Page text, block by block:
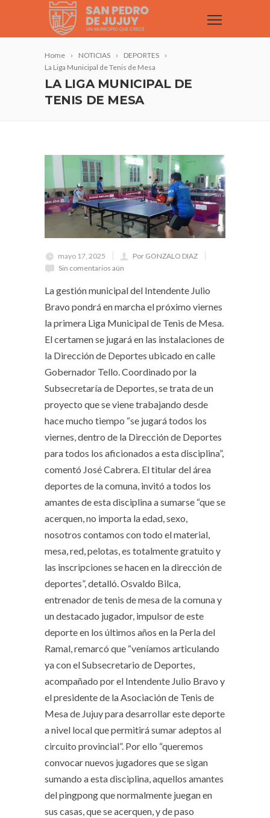
Home NOTICIAS
DEPORTES
La Liga Municipal de Tenis de Mesa
LA LIGA MUNICIPAL DE
TENIS DE MESA
mayo 17, 2025
Por GONZALO DIAZ
Sin comentarios aún
La gestión municipal del Intendente Julio
Bravo pondrá en marcha el próximo viernes
la primera Liga Municipal de Tenis de Mesa.
El certamen se jugará en las instalaciones de
la Dirección de Deportes ubicado en calle
Gobernador Tello. Coordinado por la
Subsecretaría de Deportes, se trata de un
proyecto que se viene trabajando desde
hace mucho tiempo “se jugará todos los
viernes, dentro de la Dirección de Deportes
para todos los aficionados a esta disciplina”,
comentó José Cabrera. El titular del área
deportes de la comuna, invitó a todos los
amantes de esta disciplina a sumarse “que se
acerquen, no importa la edad, sexo,
nosotros contamos con todo el material,
mesa, red, pelotas, es totalmente gratuito y
las inscripciones se hacen en la dirección de
deportes”, detalló. Osvaldo Bilca,
entrenador de tenis de mesa de la comuna y
un destacado jugador, impulsor de este
deporte en los últimos años en la Perla del
Ramal, remarcó que “veníamos articulando
ya con el Subsecretario de Deportes,
acompañado por el Intendente Julio Bravo y
el presidente de la Asociación de Tenis de
Mesa de Jujuy para desarrollar este deporte
a nivel local que permitirá sumar adeptos al
circuito provincial”. Por ello “queremos
convocar nuevos jugadores que se sigan
sumando a esta disciplina, aquellos amantes
del pingpong que normalmente juegan en
sus casas, que se acerquen, y de paso